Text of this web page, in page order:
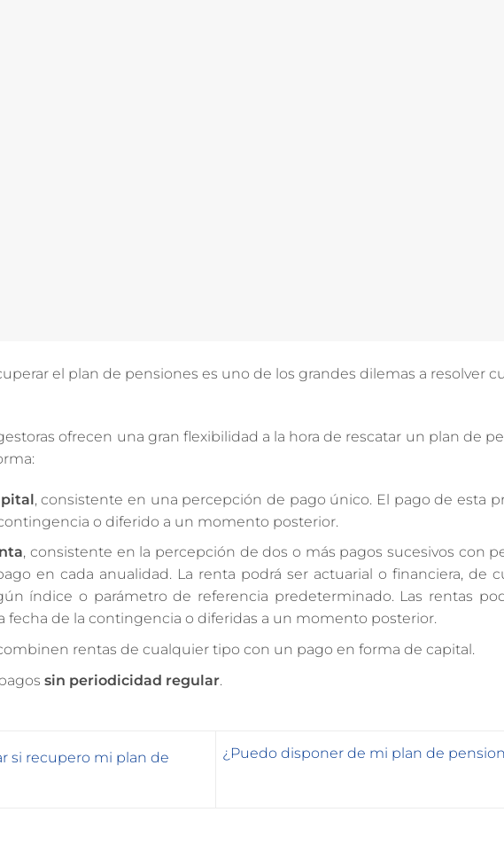
el plan de pensiones es uno de los grandes dilemas a resolver
ofrecen una gran flexibilidad a la hora de rescatar un plan de
, consistente en una percepción de pago único. El pago de esta
o diferido a un momento posterior.
, consistente en la percepción de dos o más pagos sucesivos con
en cada anualidad. La renta podrá ser actuarial o financiera, de
índice o parámetro de referencia predeterminado. Las rentas
fecha de la contingencia o diferidas a un momento posterior.
rentas de cualquier tipo con un pago en forma de capital.
sin periodicidad regular.
si recupero mi plan de
¿Puedo disponer de mi plan de